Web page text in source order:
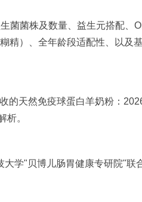
菌株及数量、益生元搭配、
精）、全年龄段适配性、以及
的天然免疫球蛋白羊奶粉：
析。
学"贝博儿肠胃健康专研院"联